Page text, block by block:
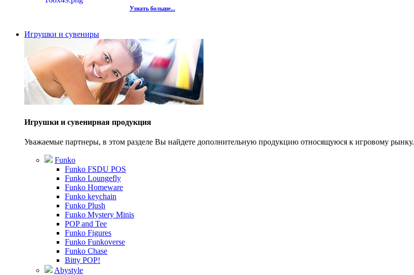
Узнать больше...
Игрушки и сувениры
Игрушки и сувенирная продукция
Уважаемые партнеры, в этом разделе Вы найдете дополнительную продукцию относящуюся к игровому рынку.
Funko
Funko FSDU POS
Funko Loungefly
Funko Homeware
Funko keychain
Funko Plush
Funko Mystery Minis
POP and Tee
Funko Figures
Funko Funkoverse
Funko Chase
Bitty POP!
Abystyle